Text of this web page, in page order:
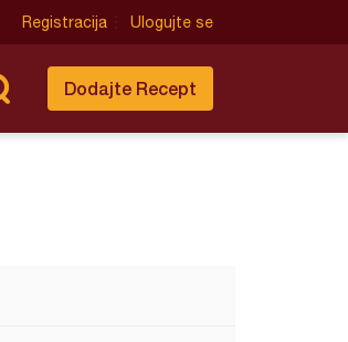
Registracija Ulogujte se
Dodajte Recept